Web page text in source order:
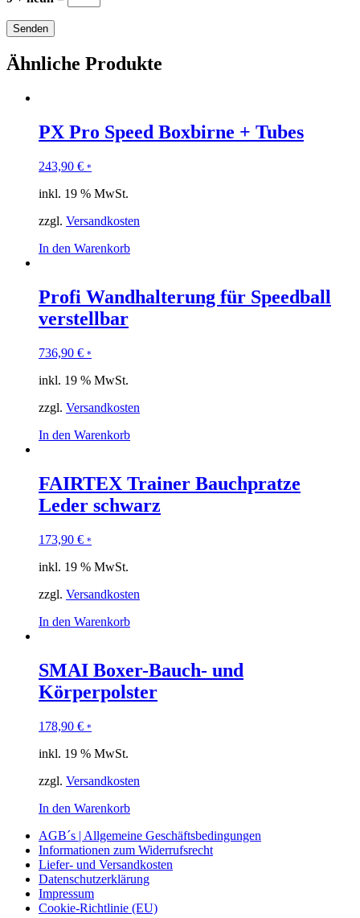
Ähnliche Produkte
PX Pro Speed Boxbirne + Tubes
243,90 € *
inkl. 19 % MwSt.
zzgl. Versandkosten
In den Warenkorb
Profi Wandhalterung für Speedball
verstellbar
736,90 € *
inkl. 19 % MwSt.
zzgl. Versandkosten
In den Warenkorb
FAIRTEX Trainer Bauchpratze
Leder schwarz
173,90 € *
inkl. 19 % MwSt.
zzgl. Versandkosten
In den Warenkorb
SMAI Boxer-Bauch- und
Körperpolster
178,90 € *
inkl. 19 % MwSt.
zzgl. Versandkosten
In den Warenkorb
AGB´s | Allgemeine Geschäftsbedingungen
Informationen zum Widerrufsrecht
Liefer- und Versandkosten
Datenschutzerklärung
Impressum
Cookie-Richtlinie (EU)